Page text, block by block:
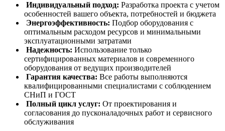
Индивидуальный подход: Разработка проекта с учетом
особенностей вашего объекта, потребностей и бюджета
Энергоэффективность: Подбор оборудования с
оптимальным расходом ресурсов и минимальными
эксплуатационными затратами
Надежность: Использование только
сертифицированных материалов и современного
оборудования от ведущих производителей
Гарантия качества: Все работы выполняются
квалифицированными специалистами с соблюдением
СНиП и ГОСТ
Полный цикл услуг: От проектирования и
согласования до пусконаладочных работ и сервисного
обслуживания